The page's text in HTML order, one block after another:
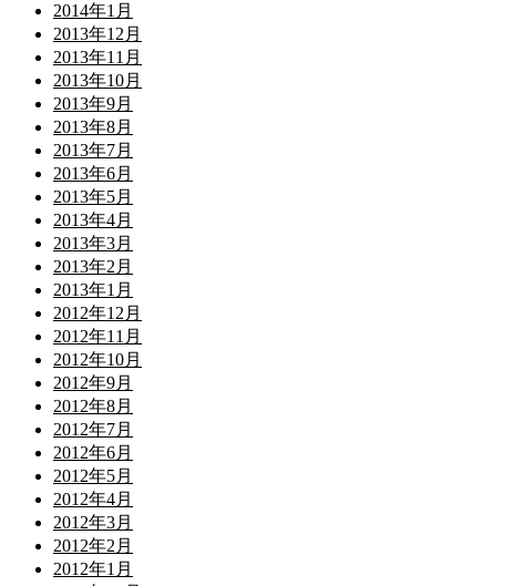
2014年1月
2013年12月
2013年11月
2013年10月
2013年9月
2013年8月
2013年7月
2013年6月
2013年5月
2013年4月
2013年3月
2013年2月
2013年1月
2012年12月
2012年11月
2012年10月
2012年9月
2012年8月
2012年7月
2012年6月
2012年5月
2012年4月
2012年3月
2012年2月
2012年1月